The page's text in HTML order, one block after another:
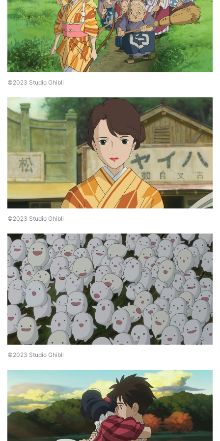
©2023 Studio Ghibli
©2023 Studio Ghibli
©2023 Studio Ghibli